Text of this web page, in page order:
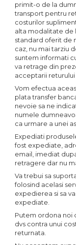
primit-o de la
transport pentru
costurilor
alta modalitate de
standard oferit de
caz, nu mai tarziu
suntem informati
va retrage din
acceptarii returului
Vom efectua
plata transfer
nevoie sa ne
numele
ca urmare a unei
Expediati
fost expediate,
email, imediat
retragere dar nu
Va trebui sa
folosind acelasi
expedierea si sa
expediate.
Putem ordona noi
dvs contra unui
returnata.